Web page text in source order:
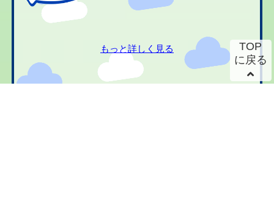
もっと詳しく見る
TOP
に戻る